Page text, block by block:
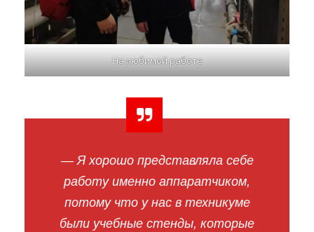
На любимой работе
— Я хорошо представляла себе
работу именно аппаратчиком,
потому что у нас в техникуме
были учебные стенды, которые